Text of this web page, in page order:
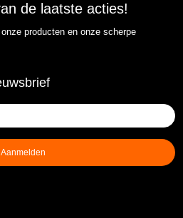
de laatste acties!
producten en onze scherpe
Aanmelden